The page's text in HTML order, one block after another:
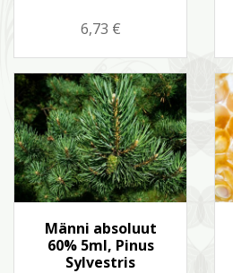
Hind
6,73 €
 Kiirvaade
Männi absoluut
60% 5ml, Pinus
Sylvestris